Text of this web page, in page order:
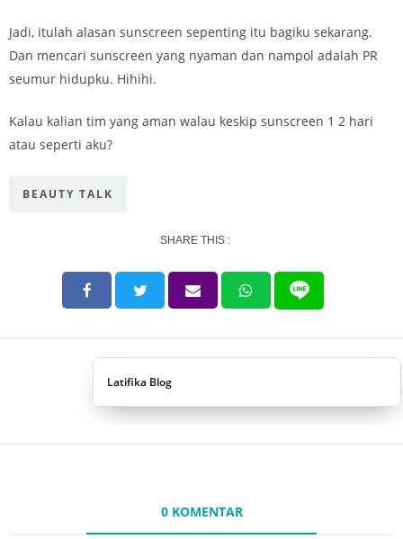
Jadi, itulah alasan sunscreen sepenting itu bagiku sekarang.
Dan mencari sunscreen yang nyaman dan nampol adalah PR
seumur hidupku. Hihihi.
Kalau kalian tim yang aman walau keskip sunscreen 1 2 hari
atau seperti aku?
BEAUTY TALK
SHARE THIS :
Latifika Blog
0 KOMENTAR